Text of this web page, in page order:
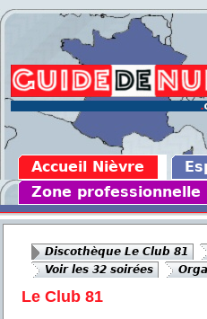
Accueil Nièvre
Zone professionnelle
Discothèque Le Club 81
Voir les 32 soirées
Le Club 81